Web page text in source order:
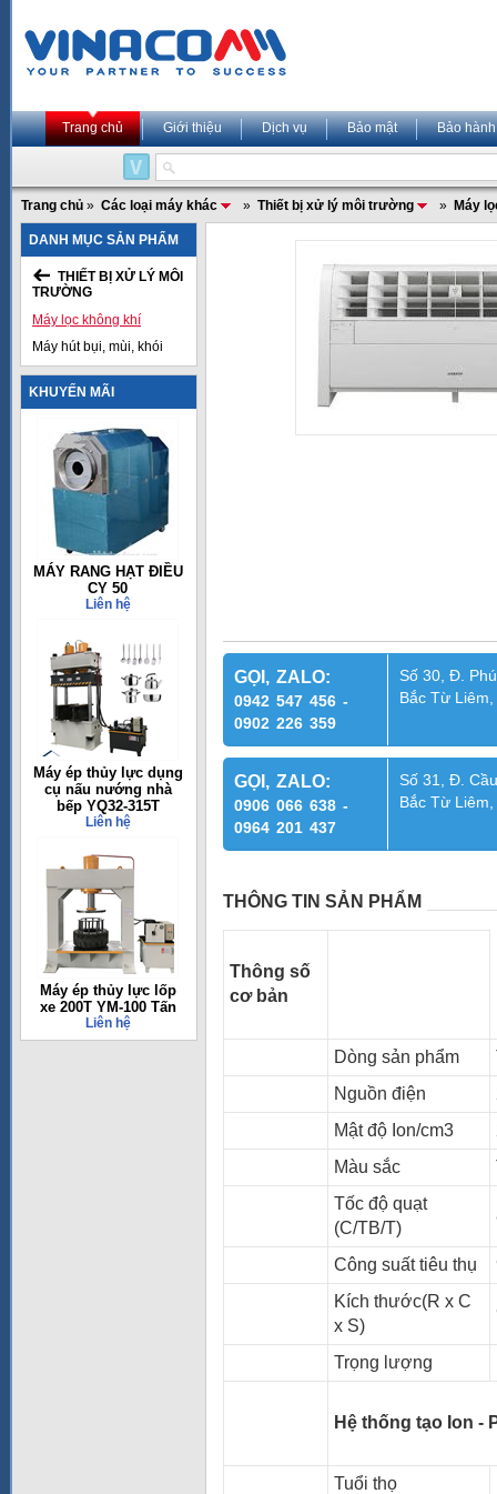
Trang chủ Giới thiệu Dịch vụ Bảo mật Bảo hành
Trang chủ » Các loại máy khác » Thiết bị xử lý môi trường » Máy
DANH MỤC SẢN PHẨM
THIẾT BỊ XỬ LÝ MÔI
TRƯỜNG
Máy lọc không khí
Máy hút bụi, mùi, khói
KHUYẾN MÃI
MÁY RANG HẠT ĐIỀU
CY 50
Liên hệ
Máy ép thủy lực dụng
cụ nấu nướng nhà
bếp YQ32-315T
Liên hệ
Máy ép thủy lực lốp
xe 200T YM-100 Tấn
Liên hệ
GỌI, ZALO:
0942 547 456 -
0902 226 359
Số 30, Đ.
Bắc Từ
GỌI, ZALO:
0906 066 638 -
0964 201 437
Số 31, Đ.
Bắc Từ
THÔNG TIN SẢN PHẨM
Thông số
cơ bản
Dòng sản phẩm
Nguồn điện
Mật độ Ion/cm3
Màu sắc
Tốc độ quạt
(C/TB/T)
Công suất tiêu thụ
Kích thước(R x C
x S)
Trọng lượng
Hệ thống tạo Ion -
Tuổi thọ